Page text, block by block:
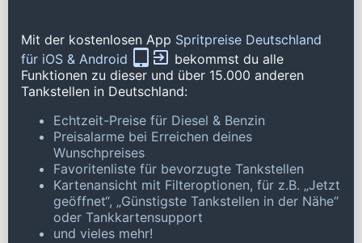
Mit der kostenlosen App Spritpreise Deutschland
für iOS & Android
bekommst du alle
Funktionen zu dieser und über 15.000 anderen
Tankstellen in Deutschland:
Echtzeit-Preise für Diesel & Benzin
Preisalarme bei Erreichen deines
Wunschpreises
Favoritenliste für bevorzugte Tankstellen
Kartenansicht mit Filteroptionen, für z.B. „Jetzt
geöffnet“, „Günstigste Tankstellen in der Nähe“
oder Tankkartensupport
und vieles mehr!